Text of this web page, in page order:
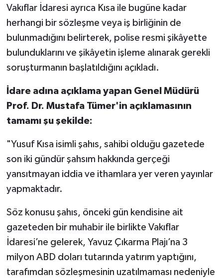
Vakıflar İdaresi ayrıca Kısa ile bugüne kadar
herhangi bir sözleşme veya iş birliğinin de
bulunmadığını belirterek, polise resmi şikâyette
bulunduklarını ve şikâyetin işleme alınarak gerekli
soruşturmanın başlatıldığını açıkladı.
İdare adına açıklama yapan Genel Müdürü
Prof. Dr. Mustafa Tümer'in açıklamasının
tamamı şu şekilde:
"Yusuf Kısa isimli şahıs, sahibi olduğu gazetede
son iki gündür şahsım hakkında gerçeği
yansıtmayan iddia ve ithamlara yer veren yayınlar
yapmaktadır.
Söz konusu şahıs, önceki gün kendisine ait
gazeteden bir muhabir ile birlikte Vakıflar
İdaresi’ne gelerek, Yavuz Çıkarma Plajı’na 3
milyon ABD doları tutarında yatırım yaptığını,
tarafımdan sözleşmesinin uzatılmaması nedeniyle